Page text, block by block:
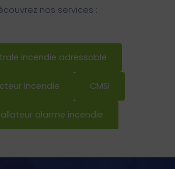
nos services :
incendie adressable
incendie CMSI
alarme incendie